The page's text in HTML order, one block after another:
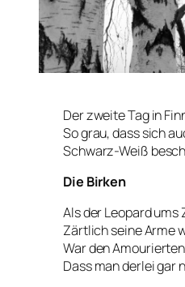
Der zweite Tag in
So grau, dass sich
Schwarz-Weiß
Die Birken
Als der Leopard ums
Zärtlich seine Arme
War den
Dass man derlei gar